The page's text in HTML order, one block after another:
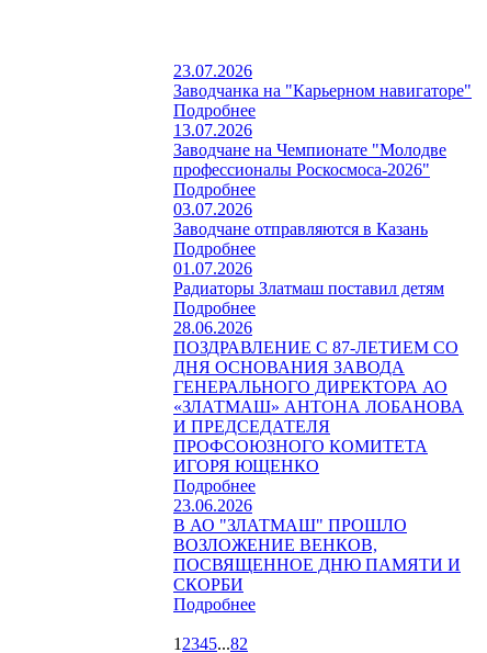
23.07.2026
Заводчанка на "Карьерном навигаторе"
Подробнее
13.07.2026
Заводчане на Чемпионате "Молодве
профессионалы Роскосмоса-2026"
Подробнее
03.07.2026
Заводчане отправляются в Казань
Подробнее
01.07.2026
Радиаторы Златмаш поставил детям
Подробнее
28.06.2026
ПОЗДРАВЛЕНИЕ С 87-ЛЕТИЕМ СО
ДНЯ ОСНОВАНИЯ ЗАВОДА
ГЕНЕРАЛЬНОГО ДИРЕКТОРА АО
«ЗЛАТМАШ» АНТОНА ЛОБАНОВА
И ПРЕДСЕДАТЕЛЯ
ПРОФСОЮЗНОГО КОМИТЕТА
ИГОРЯ ЮЩЕНКО
Подробнее
23.06.2026
В АО "ЗЛАТМАШ" ПРОШЛО
ВОЗЛОЖЕНИЕ ВЕНКОВ,
ПОСВЯЩЕННОЕ ДНЮ ПАМЯТИ И
СКОРБИ
Подробнее
1 2345...82